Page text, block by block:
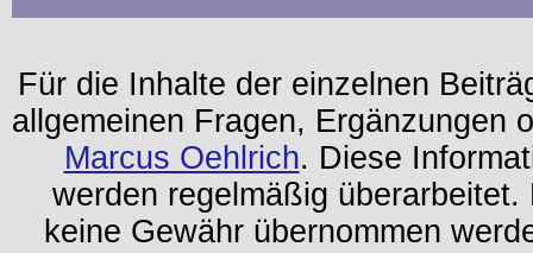
Für die Inhalte der einzelnen
allgemeinen Fragen, Ergänzungen
Marcus Oehlrich. Diese
werden regelmäßig
keine Gewähr übernommen